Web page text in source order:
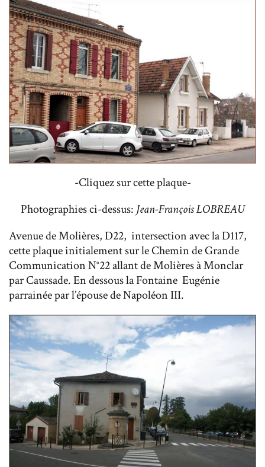
-Cliquez sur cette plaque-
Photographies ci-dessus: Jean-François LOBREAU
Avenue de Molières, D22, intersection avec la D117,
cette plaque initialement sur le Chemin de Grande
Communication N°22 allant de Molières à Monclar
par Caussade. En dessous la Fontaine Eugénie
parrainée par l’épouse de Napoléon III.